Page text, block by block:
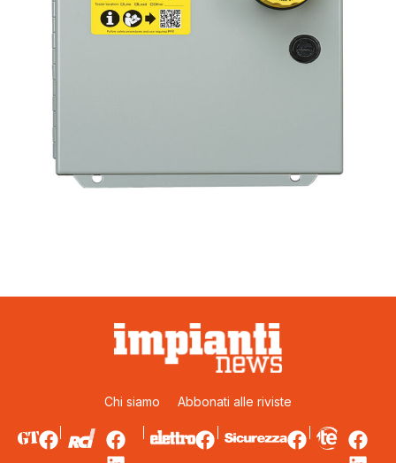
Chi siamo Abbonati alle riviste